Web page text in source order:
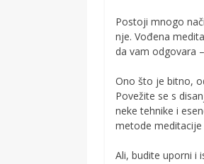
Postoji mnogo
nje. Vođena
da vam odgovara
Ono što je bitno,
Povežite se s
neke tehnike i
metode
Ali, budite uporni i